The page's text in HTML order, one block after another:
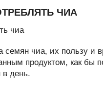
ЧИА
семян чиа, их пользу и
продуктом, как бы
день.